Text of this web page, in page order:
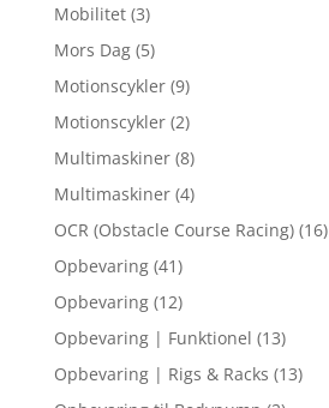
Mobilitet (3)
Mors Dag (5)
Motionscykler (9)
Motionscykler (2)
Multimaskiner (8)
Multimaskiner (4)
OCR (Obstacle Course Racing) (16)
Opbevaring (41)
Opbevaring (12)
Opbevaring | Funktionel (13)
Opbevaring | Rigs & Racks (13)